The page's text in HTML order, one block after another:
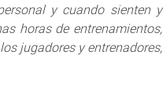
y cuando sienten y
horas de entrenamientos,
jugadores y entrenadores,